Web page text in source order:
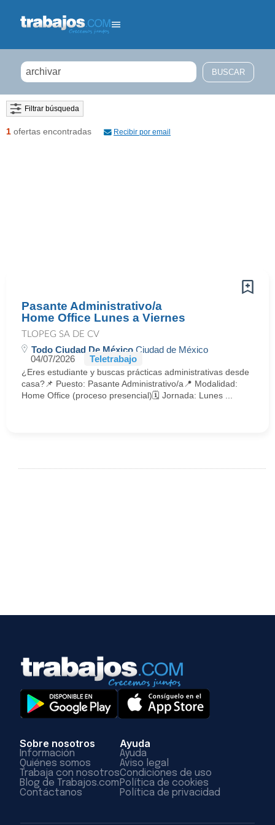
Filtrar búsqueda
1 ofertas encontradas Recibir por email
Pasante Administrativo/a
Home Office Lunes a Viernes
TLOPEG SA DE CV
Todo Ciudad De México Ciudad de México
04/07/2026
Teletrabajo
¿Eres estudiante y buscas prácticas administrativas desde
casa?📌 Puesto: Pasante Administrativo/a📍 Modalidad:
Home Office (proceso presencial)🗓 Jornada: Lunes ...
Sobre nosotros
Información
Quiénes somos
Trabaja con nosotros
Blog de Trabajos.com
Contáctanos
Ayuda
Ayuda
Aviso legal
Condiciones de uso
Política de cookies
Política de privacidad